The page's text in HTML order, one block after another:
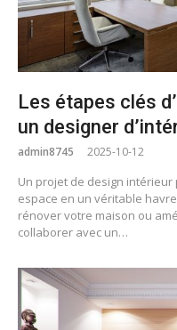
Les étapes clés
un designer
admin8745 2025-10-12
Un projet de design
espace en un véritable
rénover votre maison ou
collaborer avec un…